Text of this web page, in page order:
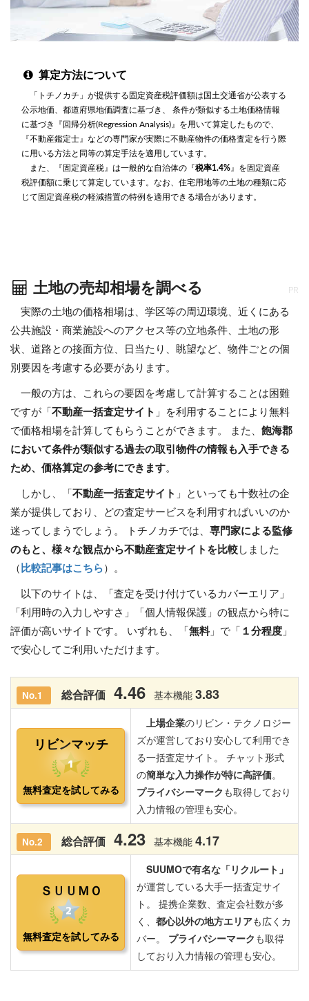
算定方法について
「トチノカチ」が提供する固定資産税評価額は国土交通省が公表する
公示地価、都道府県地価調査に基づき、 条件が類似する土地価格情報
に基づき『回帰分析(Regression Analysis)』を用いて算定したもので、
『不動産鑑定士』などの専門家が実際に不動産物件の価格査定を行う際
に用いる方法と同等の算定手法を適用しています。
また、『固定資産税』は一般的な自治体の『 税率1.4% 』を固定資産
税評価額に乗じて算定しています。なお、住宅用地等の土地の種類に応
じて固定資産税の軽減措置の特例を適用できる場合があります。
土地の売却相場を調べる PR
実際の土地の価格相場は、学区等の周辺環境、近くにある
公共施設・商業施設へのアクセス等の立地条件、土地の形
状、道路との接面方位、日当たり、眺望など、物件ごとの個
別要因を考慮する必要があります。
一般の方は、これらの要因を考慮して計算することは困難
ですが「 不動産一括査定サイト 」を利用することにより無料
で価格相場を計算してもらうことができます。 また、 飽海郡
において条件が類似する過去の取引物件の情報も入手できる
ため、価格算定の参考にできます。
しかし、「 不動産一括査定サイト 」といっても十数社の企
業が提供しており、どの査定サービスを利用すればいいのか
迷ってしまうでしょう。 トチノカチでは、 専門家による監修
のもと、様々な観点から不動産査定サイトを比較 しました
（ 比較記事はこちら ）。
以下のサイトは、「査定を受け付けているカバーエリア」
「利用時の入力しやすさ」「個人情報保護」の観点から特に
評価が高いサイトです。 いずれも、「 無料」で「 １分程度 」
で安心してご利用いただけます。